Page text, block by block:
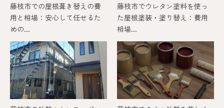
藤枝市での屋根葺き替えの費
用と相場：安心して任せるた
めの...
藤枝市でウレタン塗料を使っ
た屋根塗装・塗り替え：費用
相場...